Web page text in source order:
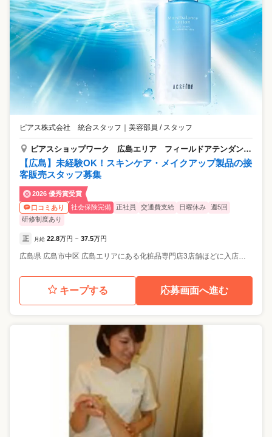
ピアス株式会社 統合スタッフ ｜ 美容部員 / スタッフ
ピアスショップワーク 広島エリア フィールドアテンダントスタッフ/SW2-212
【広島】未経験OK！スキンケア・メイクアップ製品の接
客販売スタッフ募集
2026 優秀賞受賞
口コミあり
社会保険完備 正社員 交通費支給 日曜休み
週5回
研修制度あり
正 月給 22.8万円 ~ 37.5万円
広島県 広島市中区 広島エリアにある化粧品専門店3店舗ほどに入店いただきます。
キープする 応募画面へ進む